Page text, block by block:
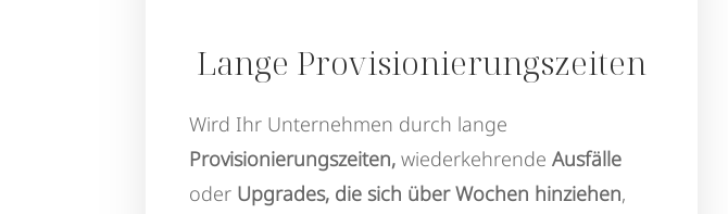
Lange Provisionierungszeiten
Wird Ihr Unternehmen durch lange
Provisionierungszeiten, wiederkehrendeAusfälle
oder Upgrades, die sich über Wochen hinziehen,